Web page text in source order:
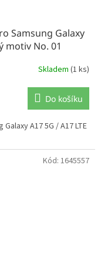
Samsung Galaxy
motiv No. 01
Skladem (1 ks)
Do košíku
A17 5G / A17 LTE
Kód: 1645557